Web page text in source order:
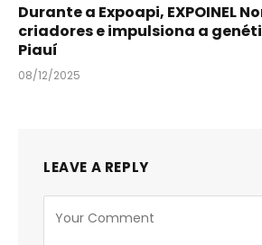
Durante a Expoapi, EXPOINEL
criadores e impulsiona a
Piauí
08/12/2025
LEAVE A REPLY